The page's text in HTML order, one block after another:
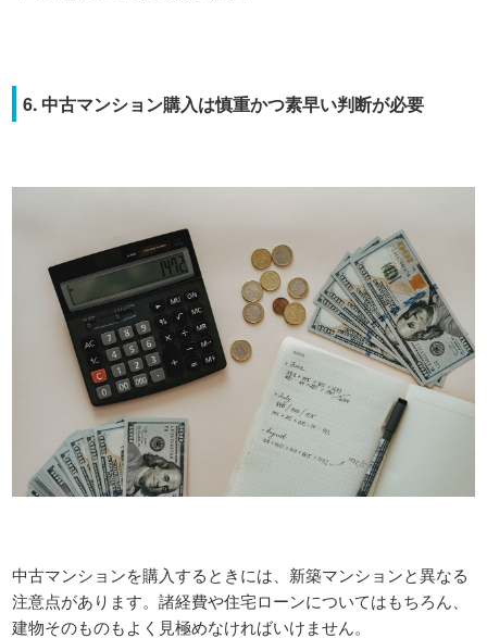
6. 中古マンション購入は慎重かつ素早い判断が必要
中古マンションを購入するときには、新築マンションと異なる
注意点があります。諸経費や住宅ローンについてはもちろん、
建物そのものもよく見極めなければいけません。